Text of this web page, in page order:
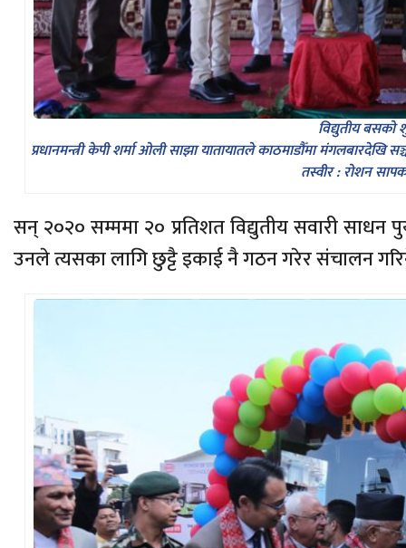
विद्युतीय बसको
प्रधानमन्त्री केपी शर्मा ओली साझा यातायातले काठमाडौँमा मंगलबारदेखि
तस्वीर : रोशन
सन् २०२० सम्ममा २० प्रतिशत विद्युतीय सवारी साधन
उनले त्यसका लागि छुट्टै इकाई नै गठन गरेर संचालन